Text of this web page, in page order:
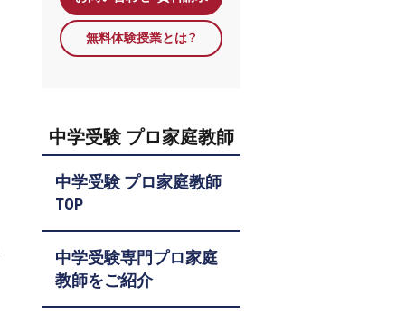
無料体験授業とは？
中学受験 プロ家庭教師
中学受験 プロ家庭教師
TOP
中学受験専門プロ家庭
教師をご紹介